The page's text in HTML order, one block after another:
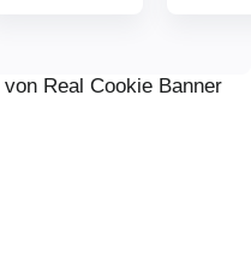
Real Cookie Banner